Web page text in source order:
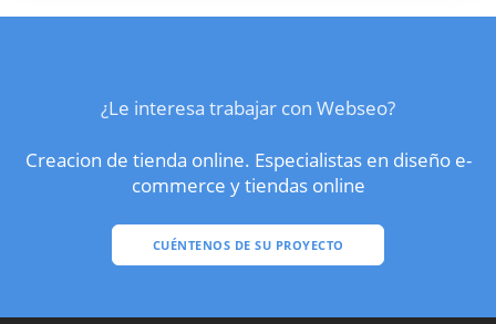
¿Le interesa trabajar con Webseo?
Creacion de tienda online. Especialistas en diseño e-
commerce y tiendas online
CUÉNTENOS DE SU PROYECTO